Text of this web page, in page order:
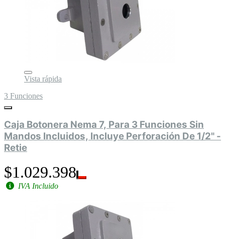
Vista rápida
3 Funciones
Caja Botonera Nema 7, Para 3 Funciones Sin
Mandos Incluidos, Incluye Perforación De 1/2" -
Retie
$1.029.398
IVA Incluido